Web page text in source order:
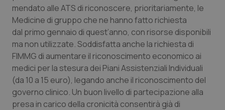
Provincia Autonoma di Trento
Puglia
Sardegna
Sicilia
Ipertensione & Scompenso
Malattie rare
Malattia di Crohn & Rettocolite Ulcerosa
Neuroscienze & patologie neurodegenerative
mendato alle ATS di riconoscere, prioritariamente, le
Medicine di gruppo che ne hanno fatto richiesta
dal primo gennaio di quest’anno, con risorse disponibili
ma non utilizzate. Soddisfatta anche la richiesta di
FIMMG di aumentare il riconoscimento economico ai
medici per la stesura dei Piani Assistenziali Individuali
(da 10 a 15 euro), legando anche il riconoscimento del
governo clinico. Un buon livello di partecipazione alla
presa in carico della cronicità consentirà già di